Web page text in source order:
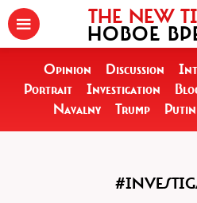
THE NEW
НОВОЕ
Opinion Discussion
Portrait
Investigation
Navalny
Trump Putin